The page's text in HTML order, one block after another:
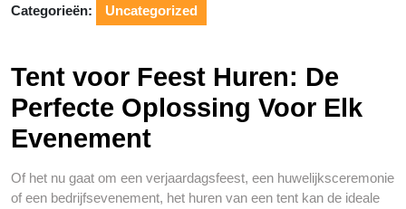
Categorieën: Uncategorized
Tent voor Feest Huren: De
Perfecte Oplossing Voor Elk
Evenement
Of het nu gaat om een verjaardagsfeest, een huwelijksceremonie
of een bedrijfsevenement, het huren van een tent kan de ideale